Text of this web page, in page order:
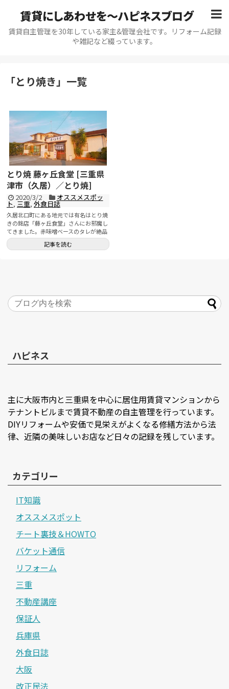
賃貸にしあわせを〜ハピネスブログ
賃貸自主管理を30年している家主&管理会社です。リフォーム記録
や雑記など綴っています。
「とり焼き」 一覧
とり焼 藤ヶ丘食堂 [三重県
津市（久居）／とり焼]
2020/3/2 オススメスポッ
ト, 三重, 外食日誌
久居北口町にある地元では有名はとり焼
きの銘店「藤ヶ丘食堂」さんにお邪魔し
てきました。赤味噌ベースのタレが絶品
な地元メシ。ハピネスタウンの近くなの
で、ちょくちょく寄らせてもらっていま
記事を読む
ハピネス
主に大阪市内と三重県を中心に居住用賃貸マンションから
テナントビルまで賃貸不動産の自主管理を行っています。
DIYリフォームや安価で見栄えがよくなる修繕方法から法
律、近隣の美味しいお店など日々の記録を残しています。
カテゴリー
IT知識
オススメスポット
チート裏技＆HOWTO
バケット通信
リフォーム
三重
不動産講座
保証人
兵庫県
外食日誌
大阪
改正民法